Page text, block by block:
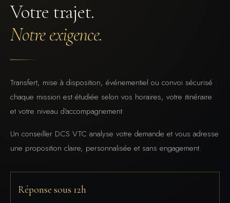
Votre trajet.
Notre exigence.
Transfert, mise à disposition, événementiel ou convoi sécurisé :
chaque mission est étudiée selon vos horaires, votre itinéraire
et votre niveau d’accompagnement.
Un conseiller DCS VTC analyse votre demande et vous adresse
une proposition claire, personnalisée et sans engagement.
Réponse sous 12h